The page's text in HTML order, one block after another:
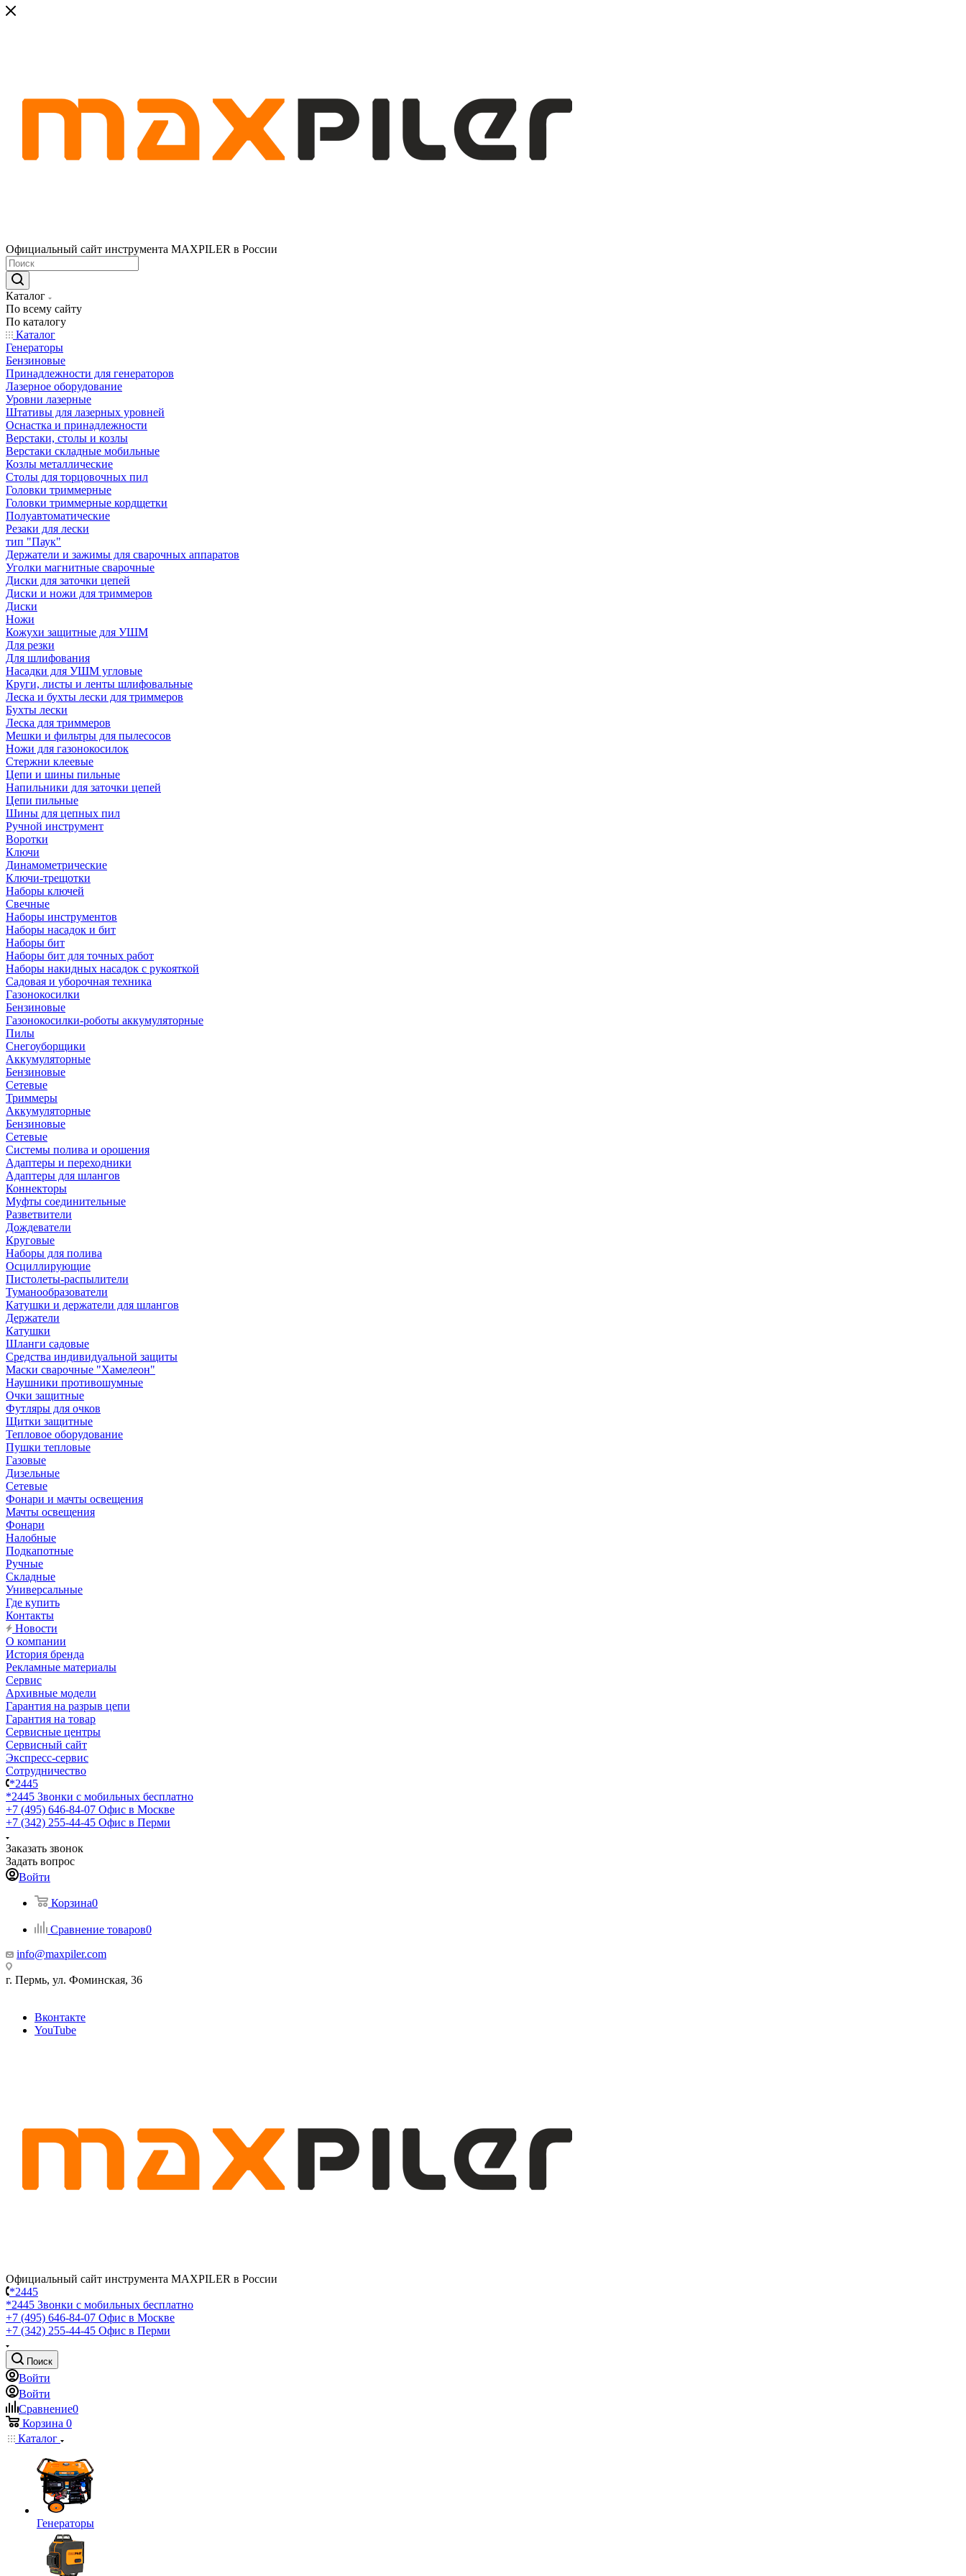
Официальный сайт инструмента MAXPILER в России
Каталог
По всему сайту
По каталогу
Каталог
Генераторы
Бензиновые
Принадлежности для генераторов
Лазерное оборудование
Уровни лазерные
Штативы для лазерных уровней
Оснастка и принадлежности
Верстаки, столы и козлы
Верстаки складные мобильные
Козлы металлические
Столы для торцовочных пил
Головки триммерные
Головки триммерные кордщетки
Полуавтоматические
Резаки для лески
тип "Паук"
Держатели и зажимы для сварочных аппаратов
Уголки магнитные сварочные
Диски для заточки цепей
Диски и ножи для триммеров
Диски
Ножи
Кожухи защитные для УШМ
Для резки
Для шлифования
Насадки для УШМ угловые
Круги, листы и ленты шлифовальные
Леска и бухты лески для триммеров
Бухты лески
Леска для триммеров
Мешки и фильтры для пылесосов
Ножи для газонокосилок
Стержни клеевые
Цепи и шины пильные
Напильники для заточки цепей
Цепи пильные
Шины для цепных пил
Ручной инструмент
Воротки
Ключи
Динамометрические
Ключи-трещотки
Наборы ключей
Свечные
Наборы инструментов
Наборы насадок и бит
Наборы бит
Наборы бит для точных работ
Наборы накидных насадок с рукояткой
Садовая и уборочная техника
Газонокосилки
Бензиновые
Газонокосилки-роботы аккумуляторные
Пилы
Снегоуборщики
Аккумуляторные
Бензиновые
Сетевые
Триммеры
Аккумуляторные
Бензиновые
Сетевые
Системы полива и орошения
Адаптеры и переходники
Адаптеры для шлангов
Коннекторы
Муфты соединительные
Разветвители
Дождеватели
Круговые
Наборы для полива
Осциллирующие
Пистолеты-распылители
Туманообразователи
Катушки и держатели для шлангов
Держатели
Катушки
Шланги садовые
Средства индивидуальной защиты
Маски сварочные "Хамелеон"
Наушники противошумные
Очки защитные
Футляры для очков
Щитки защитные
Тепловое оборудование
Пушки тепловые
Газовые
Дизельные
Сетевые
Фонари и мачты освещения
Мачты освещения
Фонари
Налобные
Подкапотные
Ручные
Складные
Универсальные
Где купить
Контакты
Новости
О компании
История бренда
Рекламные материалы
Сервис
Архивные модели
Гарантия на разрыв цепи
Гарантия на товар
Сервисные центры
Сервисный сайт
Экспресс-сервис
Сотрудничество
*2445
*2445 Звонки с мобильных бесплатно
+7 (495) 646-84-07 Офис в Москве
+7 (342) 255-44-45 Офис в Перми
Заказать звонок
Задать вопрос
Войти
Корзина0
Сравнение товаров0
info@maxpiler.com
г. Пермь, ул. Фоминская, 36
Вконтакте
YouTube
Официальный сайт инструмента MAXPILER в России
*2445
*2445 Звонки с мобильных бесплатно
+7 (495) 646-84-07 Офис в Москве
+7 (342) 255-44-45 Офис в Перми
Поиск
Войти
Войти
Сравнение0
Корзина 0
Каталог
Генераторы